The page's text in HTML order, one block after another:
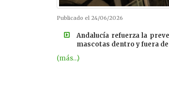
Publicado el 24/06/2026
Andalucía refuerza la
mascotas dentro y fuera
(más…)